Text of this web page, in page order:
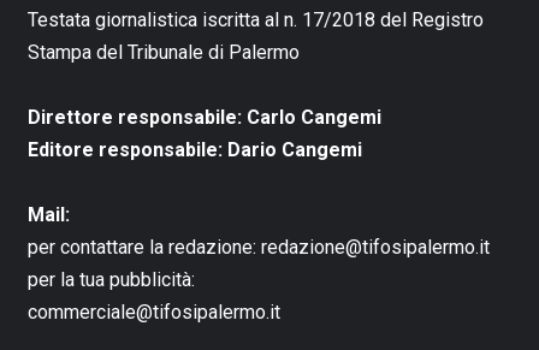
Testata giornalistica iscritta al n. 17/2018 del Registro
Stampa del Tribunale di Palermo
Direttore responsabile: Carlo Cangemi
Editore responsabile: Dario Cangemi
Mail:
per contattare la redazione: redazione@tifosipalermo.it
per la tua pubblicità:
commerciale@tifosipalermo.it